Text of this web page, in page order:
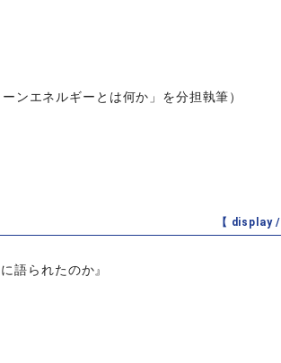
ンエネルギーとは何か」を分担執筆）
【 display /
語られたのか』